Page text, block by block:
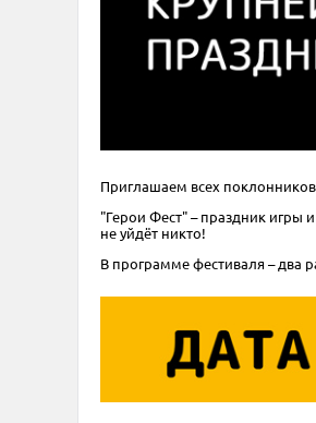
Приглашаем всех
"Герои Фест" – праздник игры
не уйдёт никто!
В программе фестиваля – два